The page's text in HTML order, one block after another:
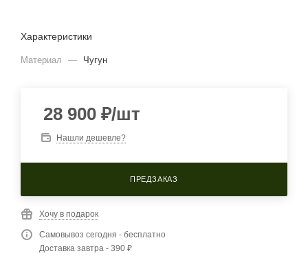
Характеристики
Материал — Чугун
28 900 ₽/шт
Нашли дешевле?
ПРЕДЗАКАЗ
Хочу в подарок
Самовывоз сегодня - бесплатно
Доставка завтра - 390 ₽